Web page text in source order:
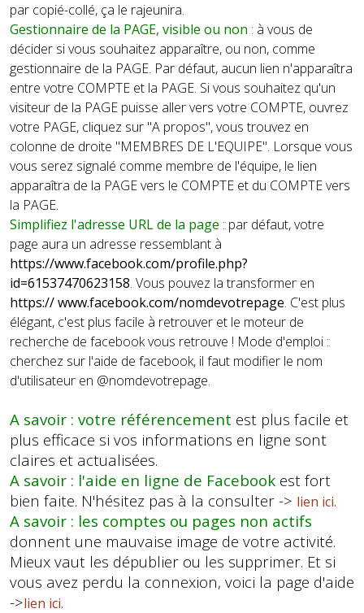
par copié-collé, ça le rajeunira.
Gestionnaire de la PAGE, visible ou non : à vous de
décider si vous souhaitez apparaître, ou non, comme
gestionnaire de la PAGE. Par défaut, aucun lien n'apparaîtra
entre votre COMPTE et la PAGE. Si vous souhaitez qu'un
visiteur de la PAGE puisse aller vers votre COMPTE, ouvrez
votre PAGE, cliquez sur "A propos", vous trouvez en
colonne de droite "MEMBRES DE L'EQUIPE". Lorsque vous
vous serez signalé comme membre de l'équipe, le lien
apparaîtra de la PAGE vers le COMPTE et du COMPTE vers
la PAGE.
Simplifiez l'adresse URL de la page : par défaut, votre
page aura un adresse ressemblant à
https://www.facebook.com/profile.php?
id=61537470623158. Vous pouvez la transformer en
https:// www.facebook.com/nomdevotrepage. C'est plus
élégant, c'est plus facile à retrouver et le moteur de
recherche de facebook vous retrouve ! Mode d'emploi :
cherchez sur l'aide de facebook, il faut modifier le nom
d'utilisateur en @nomdevotrepage.
A savoir : votre référencement est plus facile et
plus efficace si vos informations en ligne sont
claires et actualisées.
A savoir : l'aide en ligne de Facebook est fort
bien faite. N'hésitez pas à la consulter -> lien ici.
A savoir : les comptes ou pages non actifs
donnent une mauvaise image de votre activité.
Mieux vaut les dépublier ou les supprimer. Et si
vous avez perdu la connexion, voici la page d'aide
->lien ici.